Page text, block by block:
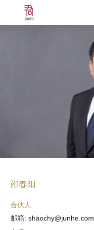
邵春阳
合伙人
邮箱: shaochy@junhe.com